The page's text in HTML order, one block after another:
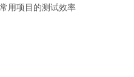
用项目的测试效率